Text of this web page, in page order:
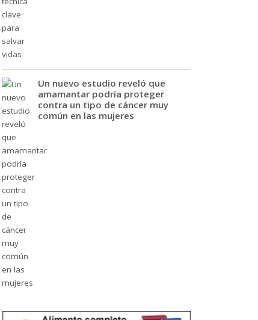
Un nuevo estudio reveló que
amamantar podría proteger
contra un tipo de cáncer muy
común en las mujeres